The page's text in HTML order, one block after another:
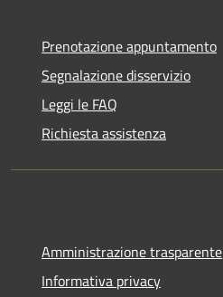
Prenotazione appuntamento
Segnalazione disservizio
Leggi le FAQ
Richiesta assistenza
Amministrazione trasparente
Informativa privacy